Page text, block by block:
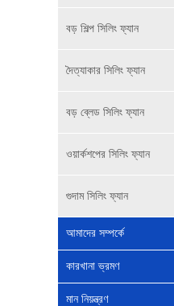
বড় শিল্প সিলিং ফ্যান
দৈত্যাকার সিলিং ফ্যান
বড় ব্লেড সিলিং ফ্যান
ওয়ার্কশপের সিলিং ফ্যান
গুদাম সিলিং ফ্যান
আমাদের সম্পর্কে
কারখানা ভ্রমণ
মান নিয়ন্ত্রণ